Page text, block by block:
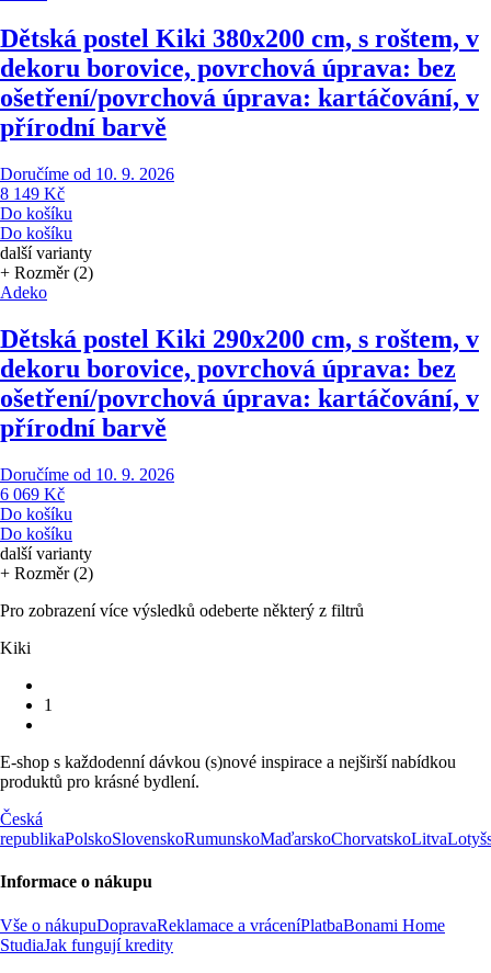
Dětská postel Kiki 380x200 cm, s roštem, v
dekoru borovice, povrchová úprava: bez
ošetření/povrchová úprava: kartáčování, v
přírodní barvě
Doručíme od 10. 9. 2026
8 149 Kč
Do košíku
Do košíku
další varianty
+ Rozměr (2)
Adeko
Dětská postel Kiki 290x200 cm, s roštem, v
dekoru borovice, povrchová úprava: bez
ošetření/povrchová úprava: kartáčování, v
přírodní barvě
Doručíme od 10. 9. 2026
6 069 Kč
Do košíku
Do košíku
další varianty
+ Rozměr (2)
Pro zobrazení více výsledků odeberte některý z filtrů
Kiki
1
E-shop s každodenní dávkou (s)nové inspirace a nejširší nabídkou
produktů pro krásné bydlení.
Česká
republikaPolskoSlovenskoRumunskoMaďarskoChorvatskoLitva
Informace o nákupu
Vše o nákupuDopravaReklamace a vráceníPlatbaBonami Home
StudiaJak fungují kredity